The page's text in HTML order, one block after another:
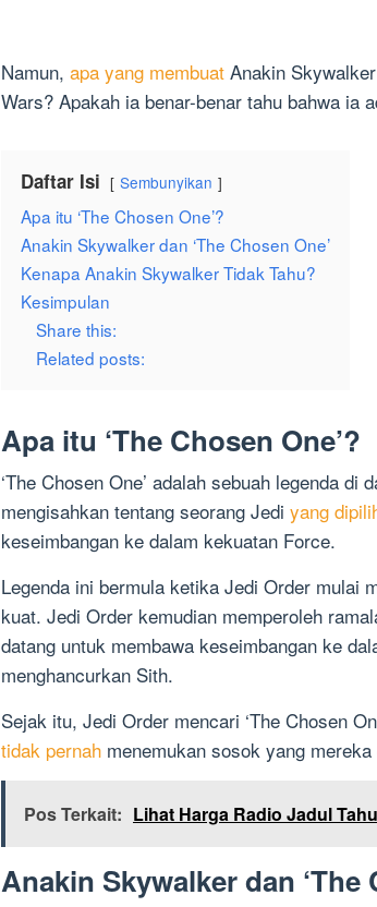
Namun, apa yang membuat Anakin
Wars? Apakah ia benar-benar tahu bahwa ia
Daftar Isi Sembunyikan
Apa itu ‘The Chosen One’?
Anakin Skywalker dan ‘The Chosen One’
Kenapa Anakin Skywalker Tidak Tahu?
Kesimpulan
Share this:
Related posts:
Apa itu ‘The Chosen One’?
‘The Chosen One’ adalah sebuah legenda di
mengisahkan tentang seorang Jedi yang
keseimbangan ke dalam kekuatan Force.
Legenda ini bermula ketika Jedi Order mulai
kuat. Jedi Order kemudian memperoleh
datang untuk membawa keseimbangan ke
menghancurkan Sith.
Sejak itu, Jedi Order mencari ‘The Chosen
tidak pernah menemukan sosok yang
Pos Terkait: Lihat Harga Radio Jadul
Anakin Skywalker dan ‘The